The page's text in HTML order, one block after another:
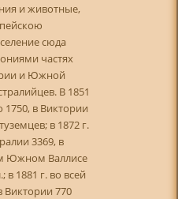
и животные,
сюда
частях
и Южной
В 1851
в Виктории
в 1872 г.
3369, в
Южном Валлисе
в 1881 г. во всей
770